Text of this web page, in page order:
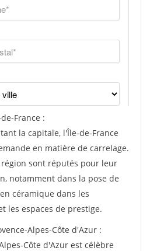
France :
la capitale, l'Île-de-France
en matière de carrelage.
sont réputés pour leur
notamment dans la pose de
céramique dans les
les espaces de prestige.
Alpes-Côte d'Azur :
Côte d'Azur est célèbre